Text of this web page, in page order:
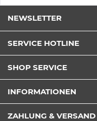
NEWSLETTER
SERVICE HOTLINE
SHOP SERVICE
INFORMATIONEN
ZAHLUNG & VERSAND